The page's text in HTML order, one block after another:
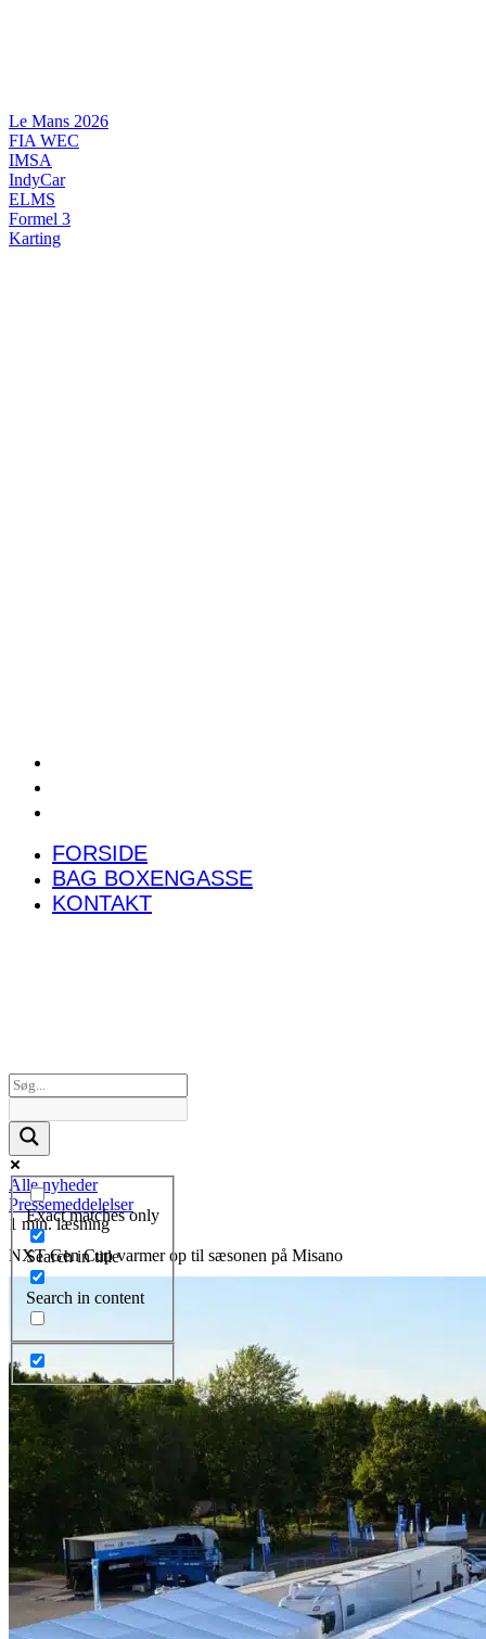
Le Mans 2026
FIA WEC
IMSA
IndyCar
ELMS
Formel 3
Karting
FORSIDE
BAG BOXENGASSE
KONTAKT
Exact matches only
Search in title
Search in content
Alle nyheder
Pressemeddelelser
1 min. læsning
NXT Gen Cup varmer op til sæsonen på Misano